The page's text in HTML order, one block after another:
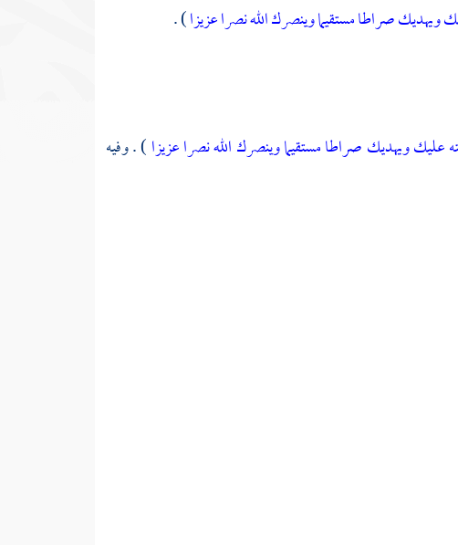
ويهديك صراطا مستقيماوينصرك الله نصرا عزيزا) .
عليك ويهديك صراطا مستقيماوينصرك الله نصرا عزيزا) . وفيه